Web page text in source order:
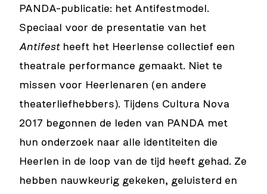
PANDA-publicatie: het Antifestmodel.
Speciaal voor de presentatie van het
Antifestheeft het Heerlense collectief een
theatrale performance gemaakt. Niet te
missen voor Heerlenaren (en andere
theaterliefhebbers). Tijdens Cultura Nova
2017 begonnen de leden van PANDA met
hun onderzoek naar alle identiteiten die
Heerlen in de loop van de tijd heeft gehad. Ze
hebben nauwkeurig gekeken, geluisterd en